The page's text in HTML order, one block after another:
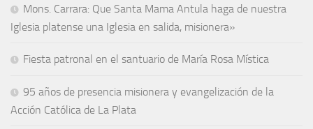
Mons. Carrara: Que Santa Mama Antula haga de nuestra
Iglesia platense una Iglesia en salida, misionera»
Fiesta patronal en el santuario de María Rosa Mística
95 años de presencia misionera y evangelización de la
Acción Católica de La Plata